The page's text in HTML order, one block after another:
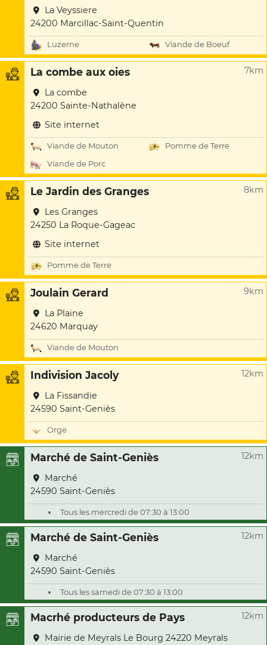
La Veyssiere
24200 Marcillac-Saint-Quentin
Luzerne Viande de Boeuf
La combe aux oies 7km
La combe
24200 Sainte-Nathalène
Site internet
Viande de Mouton
Pomme de Terre
Viande de Porc
Le Jardin des Granges 8km
Les Granges
24250 La Roque-Gageac
Site internet
Pomme de Terre
Joulain Gerard 9km
La Plaine
24620 Marquay
Viande de Mouton
Indivision Jacoly 12km
La Fissandie
24590 Saint-Geniès
Orge
Marché de Saint-Geniès 12km
Marché
24590 Saint-Geniès
Tous les mercredi de 07:30 à 13:00
Marché de Saint-Geniès 12km
Marché
24590 Saint-Geniès
Tous les samedi de 07:30 à 13:00
Macrhé producteurs de Pays 12km
Mairie de Meyrals Le Bourg 24220 Meyrals